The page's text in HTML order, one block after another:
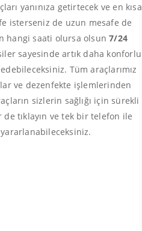
yanınıza getirtecek ve en kısa
isterseniz de uzun mesafe de
hangi saati olursa olsun 7/24
sayesinde artık daha konforlu
Tüm araçlarımız
ve dezenfekte işlemlerinden
sizlerin sağlığı için sürekli
tıklayın ve tek bir telefon ile